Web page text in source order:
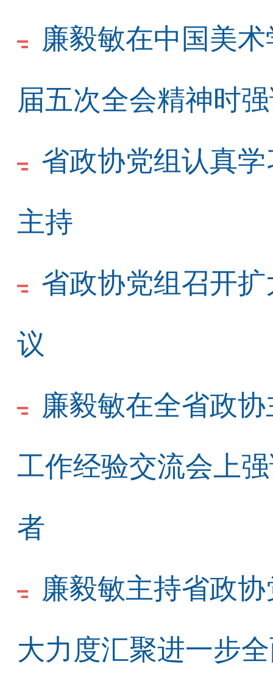
廉毅敏在中国美
届五次全会精神时
省政协党组认真
主持
省政协党组召开
议
廉毅敏在全省政
工作经验交流会上
者
廉毅敏主持省政
大力度汇聚进一步